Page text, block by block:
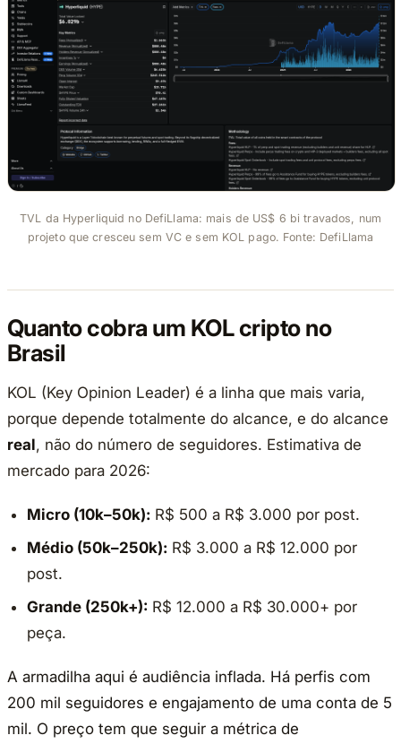
TVL da Hyperliquid no DefiLlama: mais de US$ 6 bi travados, num
projeto que cresceu sem VC e sem KOL pago. Fonte: DefiLlama
Quanto cobra um KOL cripto no
Brasil
KOL (Key Opinion Leader) é a linha que mais varia,
porque depende totalmente do alcance, e do alcance
real, não do número de seguidores. Estimativa de
mercado para 2026:
Micro (10k–50k): R$ 500 a R$ 3.000 por post.
Médio (50k–250k): R$ 3.000 a R$ 12.000 por
post.
Grande (250k+): R$ 12.000 a R$ 30.000+ por
peça.
A armadilha aqui é audiência inflada. Há perfis com
200 mil seguidores e engajamento de uma conta de 5
mil. O preço tem que seguir a métrica de